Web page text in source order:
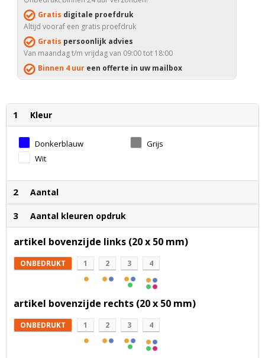
Gratis digitale proefdruk
Altijd vooraf een gratis proefdruk
Gratis persoonlijk advies
Van maandag t/m vrijdag van 09:00 tot 18:00
Binnen 4 uur een offerte in uw mailbox
1 Kleur
Donkerblauw
Grijs
Wit
2 Aantal
3 Aantal kleuren opdruk
artikel bovenzijde links (20 x 50 mm)
ONBEDRUKT 1 2 3 4
artikel bovenzijde rechts (20 x 50 mm)
ONBEDRUKT 1 2 3 4